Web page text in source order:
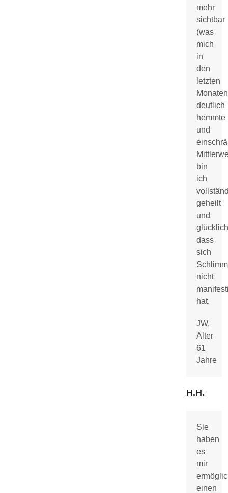
mehr
sichtbar
(was
mich
in
den
letzten
Monaten
deutlich
hemmte
und
bin
ich
geheilt
und
dass
sich
nicht
hat.
JW,
Alter
61
Jahre
H.H.
Sie
haben
es
mir
einen